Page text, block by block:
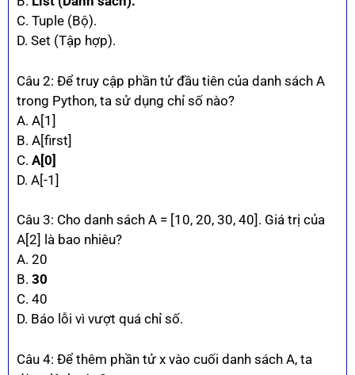
C. Tuple (Bộ).
D. Set (Tập hợp).
Câu 2: Để truy cập phần tử đầu tiên của danh sách A
trong Python, ta sử dụng chỉ số nào?
A. A[1]
B. A[first]
C. A[0]
D. A[-1]
Câu 3: Cho danh sách A = [10, 20, 30, 40]. Giá trị của
A[2] là bao nhiêu?
A. 20
B. 30
C. 40
D. Báo lỗi vì vượt quá chỉ số.
Câu 4: Để thêm phần tử x vào cuối danh sách A, ta